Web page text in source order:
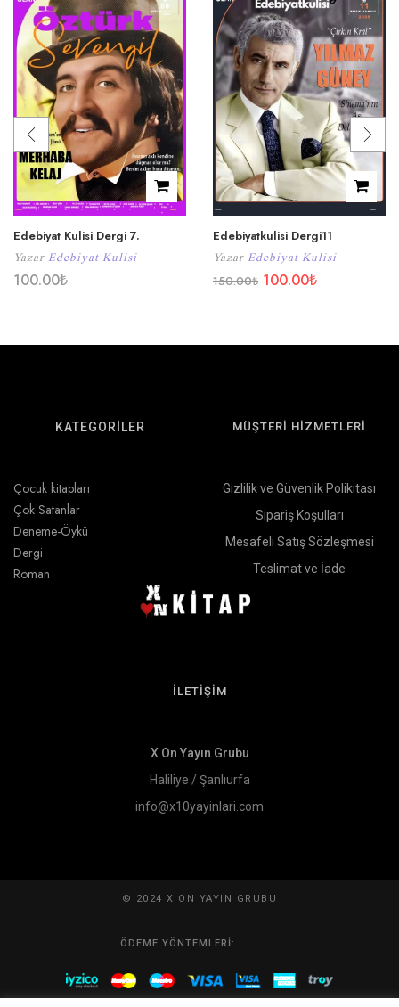
Edebiyat Kulisi Dergi 7.
Yazar Edebiyat Kulisi
100.00₺
Edebiyatkulisi Dergi11
Yazar Edebiyat Kulisi
150.00₺ 100.00₺
KATEGORİLER
Çocuk kitapları
Çok Satanlar
Deneme-Öykü
Dergi
Roman
MÜŞTERİ HİZMETLERİ
Gizlilik ve Güvenlik Polikitası
Sipariş Koşulları
Mesafeli Satış Sözleşmesi
Teslimat ve İade
İLETİŞİM
X On Yayın Grubu
Haliliye / Şanlıurfa
info@x10yayinlari.com
© 2024 X ON YAYIN GRUBU
ÖDEME YÖNTEMLERI: